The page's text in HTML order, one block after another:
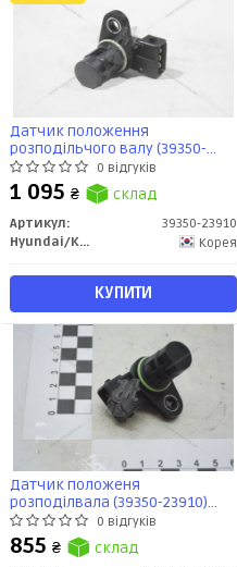
Датчик положення
розподільчого валу (39350-
23910) Mobis0 відгуків
1 095 ₴ склад
Артикул:
39350-23910
Hyundai/Kia/Mobis
Корея
КУПИТИ
Датчик положеня
розподілвала (39350-23910)
(KM0900404CHN) KAP
0 відгуків
855 ₴ склад